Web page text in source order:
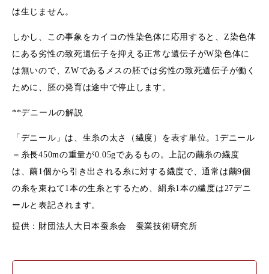
は生じません。
しかし、この事象をカイコの性染色体に応用すると、Z染色体
にある劣性の致死遺伝子を抑える正常な遺伝子がW染色体に
は無いので、ZWであるメスの胚では劣性の致死遺伝子が働く
ために、胚の発育は途中で停止します。
**デニールの解説
「デニール」は、生糸の太さ（繊度）を表す単位。1デニール
＝糸長450mの重量が0.05gであるもの。上記の繭糸の繊度
は、繭1個から引き出される糸に対する繊度で、通常は繭9個
の糸を束ねて1本の生糸とするため、絹糸1本の繊度は27デニ
ールと表記されます。
提供：財団法人大日本蚕糸会 蚕業技術研究所